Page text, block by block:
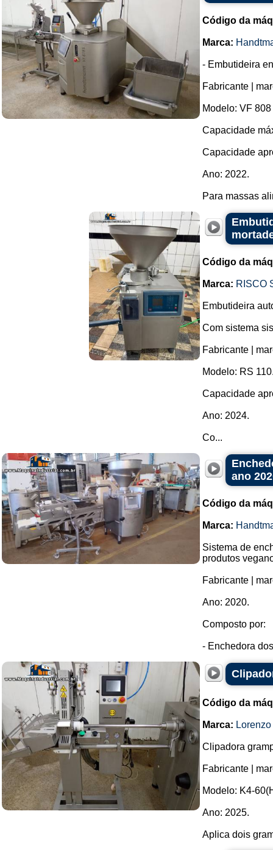
Código da
Marca:
- Embutideira
Fabricante |
Modelo: VF 808
Capacidade
Capacidade
Ano: 2022.
Para massas
Código da
Marca: RISCO
Embutideira
Com sistema
Fabricante |
Modelo: RS
Capacidade
Ano: 2024.
Co...
ano
Código da
Marca:
Sistema de
produtos
Fabricante |
Ano: 2020.
Composto por:
- Enchedora
Código da
Marca:
Clipadora
Fabricante |
Modelo: K4-
Ano: 2025.
Aplica dois